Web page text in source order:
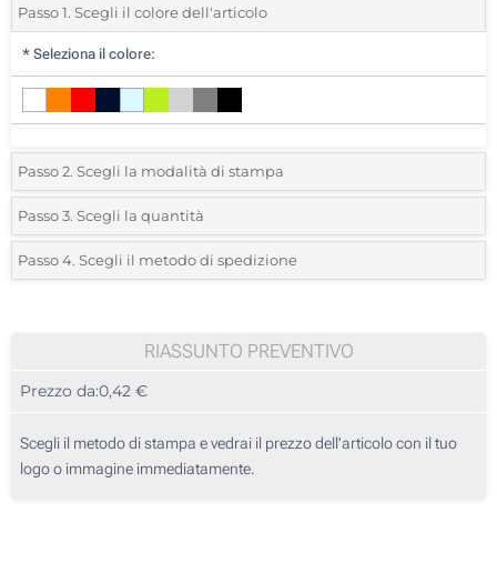
Passo 1. Scegli il colore dell'articolo
* Seleziona il colore:
Passo 2. Scegli la modalità di stampa
*Seleziona la posizione di stampa e il colore del vostro logo:
1 Colore (Su un lato)
3 Colori (Su un lato)
Stampa Digitale (Su un lato)
Passo 3. Scegli la quantità
*Quantità desiderata:
50
125
250
Passo 4. Scegli il metodo di spedizione
RIASSUNTO PREVENTIVO
Prezzo da:0,42 €
Scegli il metodo di stampa e vedrai il prezzo dell'articolo con il tuo
logo o immagine immediatamente.